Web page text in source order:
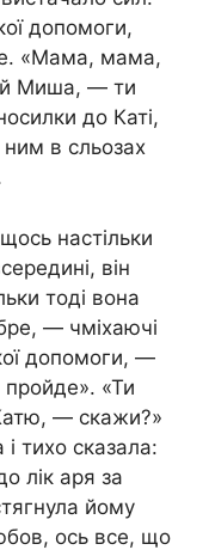
допомоги,
«Мама, мама,
Миша, — ти
до Каті,
ним в сльозах
настільки
він
тоді вона
— чміхаючі
допомоги, —
«Ти
— скажи?»
тихо сказала:
лік аря за
йому
ось все, що